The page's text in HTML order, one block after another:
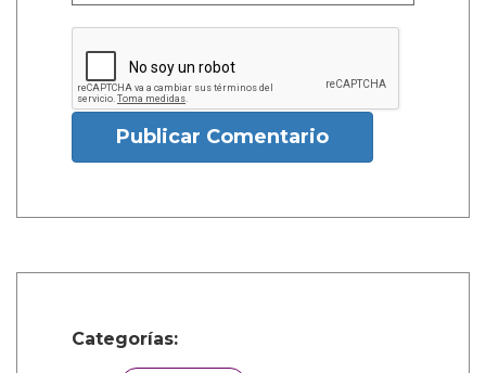
Publicar Comentario
Categorías: